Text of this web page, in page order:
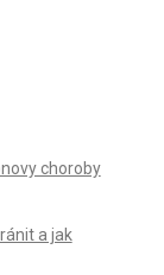
choroby
a jak